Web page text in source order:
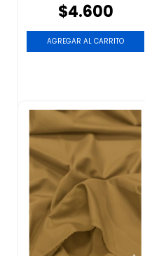
$4.600
AGREGAR AL CARRITO